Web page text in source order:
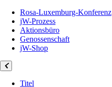
Rosa-Luxemburg-Konferenz
jW-Prozess
Aktionsbüro
Genossenschaft
jW-Shop
Titel